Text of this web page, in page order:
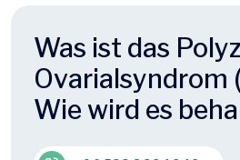
Was ist das
Ovarialsyndrom
Wie wird es